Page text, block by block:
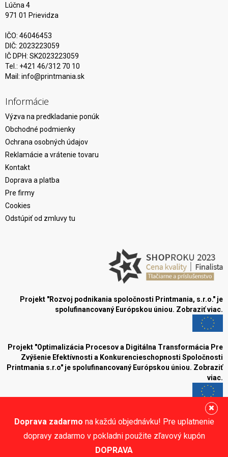
Doprava zadarmo na každú objednávku! Pre uplatnenie
dopravy zadarmo v pokladni použite zľavový kupón
DOPRAVA
Lúčna 4
971 01 Prievidza
IČO: 46046453
DIČ: 2023223059
IČ DPH: SK2023223059
Tel.: +421 46/312 70 10
Mail: info@printmania.sk
Informácie
Výzva na predkladanie ponúk
Obchodné podmienky
Ochrana osobných údajov
Reklamácie a vrátenie tovaru
Kontakt
Doprava a platba
Pre firmy
Cookies
Odstúpiť od zmluvy tu
Projekt "Rozvoj podnikania spoločnosti Printmania, s.r.o." je
spolufinancovaný Európskou úniou. Zobraziť viac.
Projekt "Optimalizácia Procesov a Digitálna Transformácia Pre
Zvýšenie Efektívnosti a Konkurencieschopnosti Spoločnosti
Printmania s.r.o" je spolufinancovaný Európskou úniou. Zobraziť
viac.
Blog